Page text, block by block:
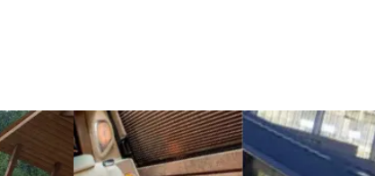
Bebek Giyim
Dernekler ve
Birlikler